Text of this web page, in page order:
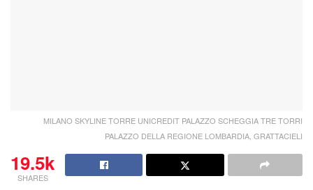
MILANO SKYLINE TORRE UNICREDIT PALAZZO SCHEGGIA TRE TORRI
PALAZZO DELLA REGIONE LOMBARDIA, GRATTACIELI
19.5k
SHARES